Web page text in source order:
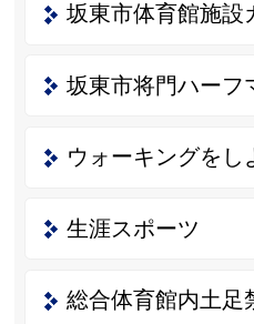
坂東市体育館施設
坂東市将門ハーフ
ウォーキングをし
生涯スポーツ
総合体育館内土足